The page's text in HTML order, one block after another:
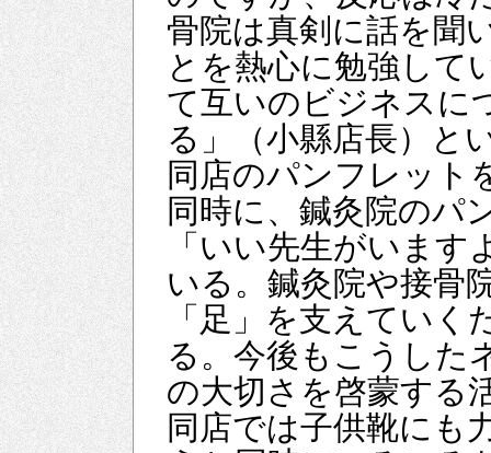
骨院は真剣に話を聞
とを熱心に勉強して
て互いのビジネスに
る」（小縣店長）と
同店のパンフレット
同時に、鍼灸院のパ
「いい先生がいま
いる。鍼灸院や接骨
「足」を支えてい
る。今後もこうした
の大切さを啓蒙する
同店では子供靴にも